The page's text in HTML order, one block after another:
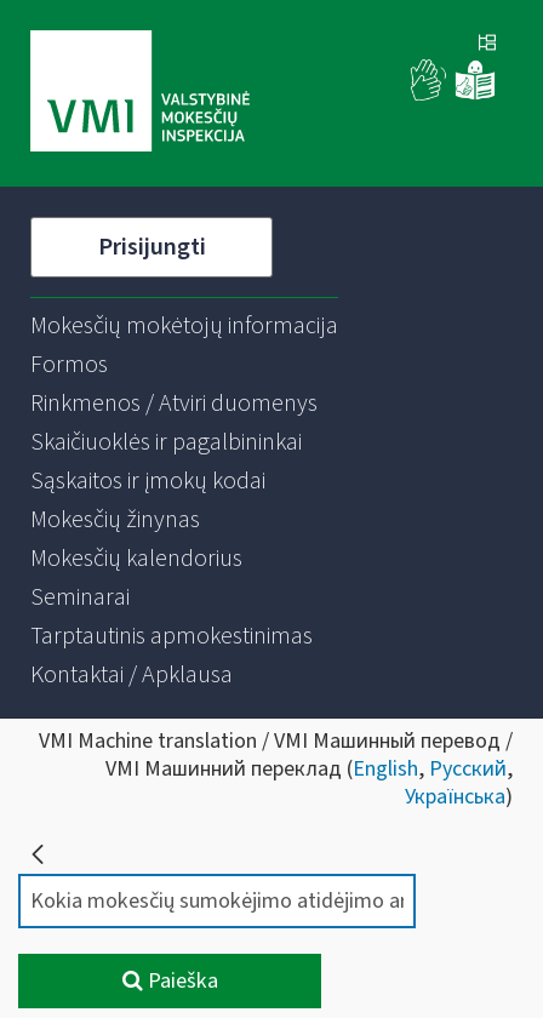
Prisijungti
Mokesčių mokėtojų informacija
Formos
Rinkmenos / Atviri duomenys
Skaičiuoklės ir pagalbininkai
Sąskaitos ir įmokų kodai
Mokesčių žinynas
Mokesčių kalendorius
Seminarai
Tarptautinis apmokestinimas
Kontaktai / Apklausa
VMI Machine translation / VMI Машинный перевод /
VMI Машинний переклад (English, Русский,
Українська)
Paieška